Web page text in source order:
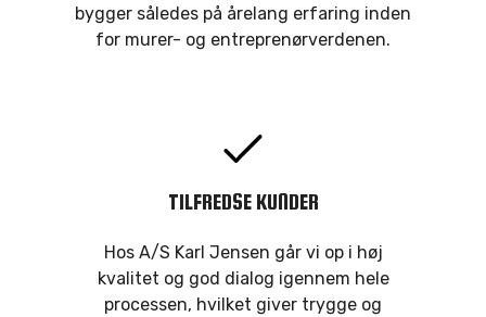
bygger således på årelang erfaring inden
for murer- og entreprenørverdenen.
TILFREDSE KUNDER
Hos A/S Karl Jensen går vi op i høj
kvalitet og god dialog igennem hele
processen, hvilket giver trygge og